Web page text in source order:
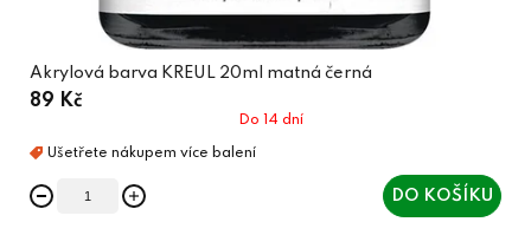
Akrylová barva KREUL 20ml matná černá
89 Kč
Do 14 dní
DO KOŠÍKU